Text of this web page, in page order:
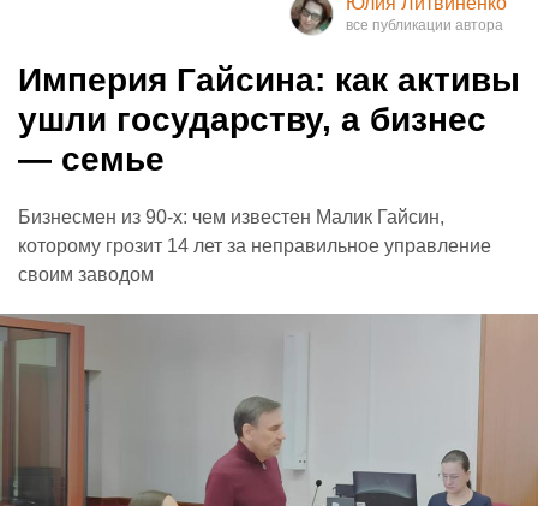
Империя Гайсина: как активы
ушли государству, а бизнес
— семье
Бизнесмен из 90-х: чем известен Малик Гайсин,
которому грозит 14 лет за неправильное управление
своим заводом